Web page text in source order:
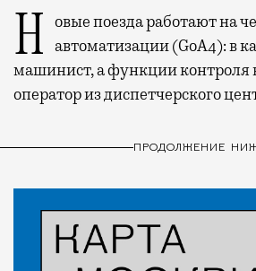
Новые поезда работают на четвертом уровне автоматизации (GoA4): в
машинист, а функции контроля
оператор из диспетчерского
ПРОДОЛЖЕНИЕ